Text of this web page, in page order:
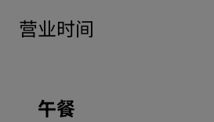
营业时间
午餐